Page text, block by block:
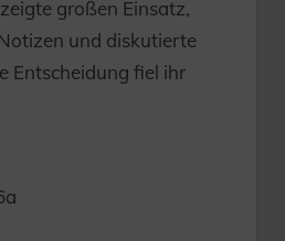
großen Einsatz,
und diskutierte
Entscheidung fiel ihr